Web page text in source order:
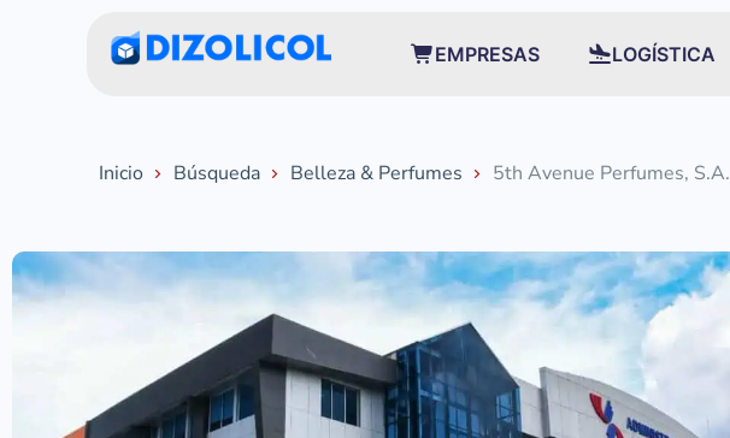
EMPRESAS LOGÍSTICA
Inicio Búsqueda Belleza & Perfumes 5th Avenue Perfumes, S.A.